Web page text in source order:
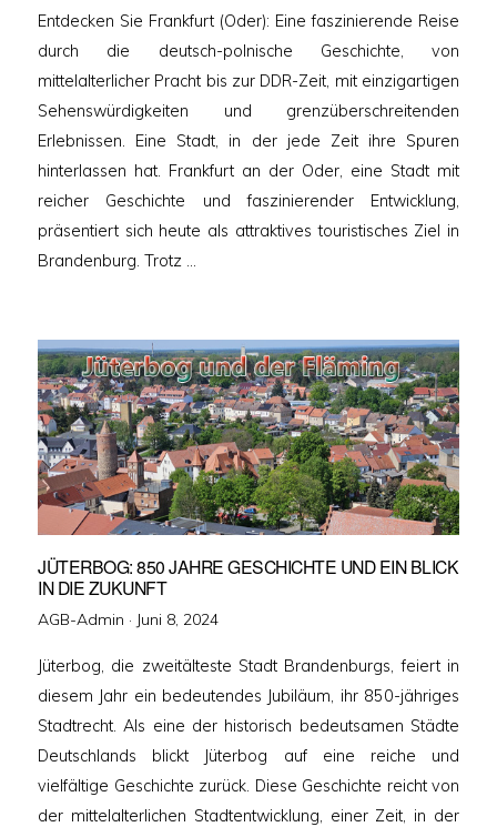
Entdecken Sie Frankfurt (Oder): Eine faszinierende Reise
durch die deutsch-polnische Geschichte, von
mittelalterlicher Pracht bis zur DDR-Zeit, mit einzigartigen
Sehenswürdigkeiten und grenzüberschreitenden
Erlebnissen. Eine Stadt, in der jede Zeit ihre Spuren
hinterlassen hat. Frankfurt an der Oder, eine Stadt mit
reicher Geschichte und faszinierender Entwicklung,
präsentiert sich heute als attraktives touristisches Ziel in
Brandenburg. Trotz …
JÜTERBOG: 850 JAHRE GESCHICHTE UND EIN BLICK
IN DIE ZUKUNFT
AGB-Admin · Veröffentlicht
Juni 8, 2024
Jüterbog, die zweitälteste Stadt Brandenburgs, feiert in
diesem Jahr ein bedeutendes Jubiläum, ihr 850-jähriges
Stadtrecht. Als eine der historisch bedeutsamen Städte
Deutschlands blickt Jüterbog auf eine reiche und
vielfältige Geschichte zurück. Diese Geschichte reicht von
der mittelalterlichen Stadtentwicklung, einer Zeit, in der